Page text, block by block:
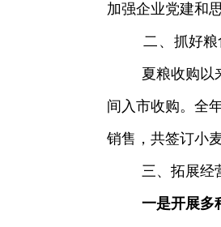
加强企业党建和
二、 抓好
夏粮收购以
间入市收购。全
销售，共签订小
三、拓展经
一是开展多